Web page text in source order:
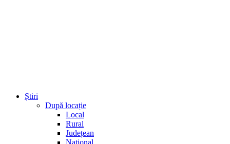
Știri
După locație
Local
Rural
Județean
Național